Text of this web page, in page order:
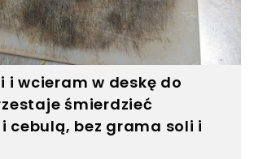
i wcieram w deskę do
śmierdzieć
cebulą, bez grama soli i